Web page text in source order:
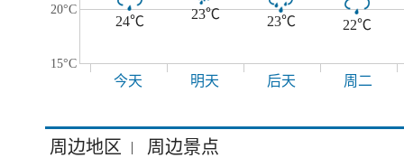
20°C
15°C
24℃ 23℃ 23℃ 22℃
今天 明天 后天 周二
周边地区 | 周边景点